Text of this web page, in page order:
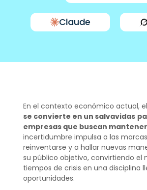
Claude
En el contexto económico actual, el
se convierte en un salvavidas
empresas que buscan
incertidumbre impulsa a las
reinventarse y a hallar nuevas
su público objetivo, convirtiendo el
tiempos de crisis en una disciplina
oportunidades.